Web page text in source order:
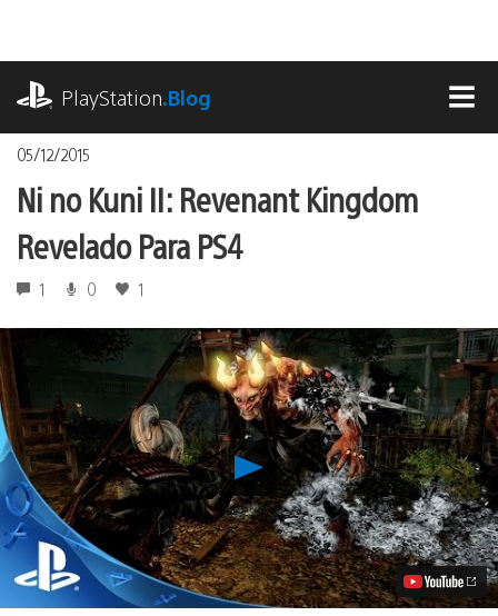
o
conteúdoPlayStation.Blog
05/12/2015
Ni no Kuni II: Revenant Kingdom
Revelado Para PS4
1 0 1
Reproduzir
no
Kuni
II:
Revenant
Kingdom
Revelado